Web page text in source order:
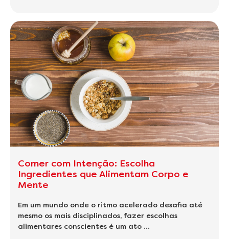
Comer com Intenção: Escolha
Ingredientes que Alimentam Corpo e
Mente
Em um mundo onde o ritmo acelerado desafia até
mesmo os mais disciplinados, fazer escolhas
alimentares conscientes é um ato …